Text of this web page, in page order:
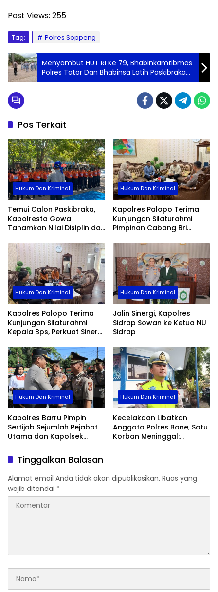
Post Views: 255
Tag: Polres Soppeng
Menyambut HUT RI Ke 79, Bhabinkamtibmas
Polres Tator Dan Bhabinsa Latih Paskibraka
Tingkat Kecamatan
Pos Terkait
Hukum Dan Kriminal
Temui Calon Paskibraka,
Kapolresta Gowa
Tanamkan Nilai Disiplin dan
Hukum Dan Kriminal
Kapolres Palopo Terima
Kunjungan Silaturahmi
Pimpinan Cabang Bri
Hukum Dan Kriminal
Kapolres Palopo Terima
Kunjungan Silaturahmi
Kepala Bps, Perkuat Sinergi
Hukum Dan Kriminal
Jalin Sinergi, Kapolres
Sidrap Sowan ke Ketua NU
Sidrap
Hukum Dan Kriminal
Kapolres Barru Pimpin
Sertijab Sejumlah Pejabat
Utama dan Kapolsek
Organisasi
Hukum Dan Kriminal
Kecelakaan Libatkan
Anggota Polres Bone, Satu
Korban Meninggal:
Tinggalkan Balasan
Alamat email Anda tidak akan dipublikasikan. Ruas yang
wajib ditandai *